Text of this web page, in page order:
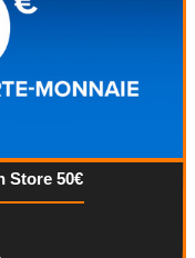
Store 50€